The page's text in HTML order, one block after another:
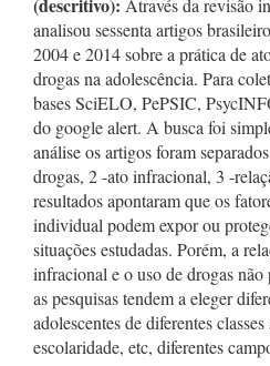
(descritivo): Através da revisão
analisou sessenta artigos
2004 e 2014 sobre a prática de
drogas na adolescência. Para
bases SciELO, PePSIC,
do google alert. A busca foi
análise os artigos foram
drogas, 2 -ato infracional, 3 -
resultados apontaram que os
individual podem expor ou
situações estudadas. Porém, a
infracional e o uso de drogas
as pesquisas tendem a eleger
adolescentes de diferentes
escolaridade, etc, diferentes